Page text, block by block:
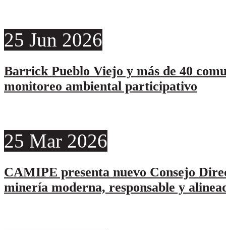
25 Jun 2026
Barrick Pueblo Viejo y más de 40
monitoreo ambiental participativo
25 Mar 2026
CAMIPE presenta nuevo Consejo
minería moderna, responsable y